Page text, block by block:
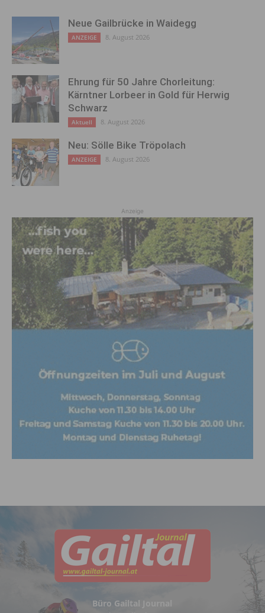
Neue Gailbrücke in Waidegg
ANZEIGE 8. August 2026
Ehrung für 50 Jahre Chorleitung:
Kärntner Lorbeer in Gold für Herwig
Schwarz
Aktuell 8. August 2026
Neu: Sölle Bike Tröpolach
ANZEIGE 8. August 2026
Anzeige
Büro Gailtal Journal